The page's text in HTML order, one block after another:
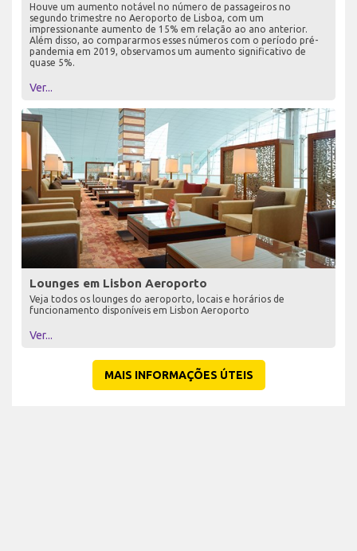
Houve um aumento notável no número de passageiros no
segundo trimestre no Aeroporto de Lisboa, com um
impressionante aumento de 15% em relação ao ano anterior.
Além disso, ao compararmos esses números com o período pré-
pandemia em 2019, observamos um aumento significativo de
quase 5%.
Ver...
Lounges em Lisbon Aeroporto
Veja todos os lounges do aeroporto, locais e horários de
funcionamento disponíveis em Lisbon Aeroporto
Ver...
MAIS INFORMAÇÕES ÚTEIS